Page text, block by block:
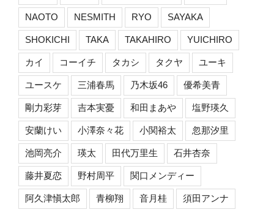
NAOTO NESMITH RYO SAYAKA
SHOKICHI TAKA TAKAHIRO YUICHIRO
カイ コーイチ タカシ タクヤ ユーキ
ユースケ 三浦春馬 乃木坂46 優希美青
剛力彩芽 吉本実憂 和田まあや 塩野瑛久
安蘭けい 小澤奈々花 小関裕太 忽那汐里
池岡亮介 瑛太 田代万里生 石井杏奈
藤井夏恋 野村周平 関口メンディー
阿久津愼太郎 青柳翔 音月桂 須田アンナ